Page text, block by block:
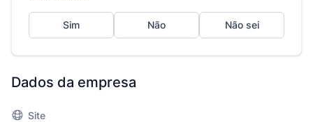
Sim Não Não sei
Dados da empresa
Site